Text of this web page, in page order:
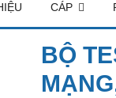
CÁP
BỘ